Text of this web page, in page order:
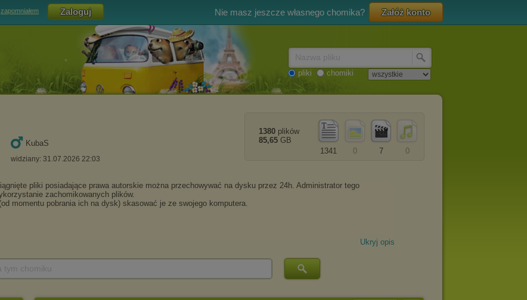
zapomniałem Nie masz jeszcze własnego chomika? Załóż konto
pliki chomiki
KubaS
widziany: 31.07.2026 22:03
0
7
0
1341
1380 plików
85,65 GB
Ukryj opis